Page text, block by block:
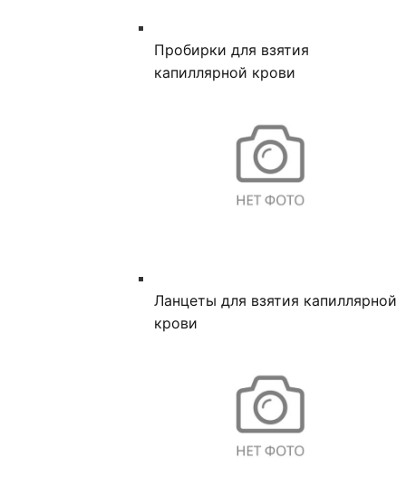
Пробирки для взятия
капиллярной крови
Ланцеты для взятия капиллярной
крови